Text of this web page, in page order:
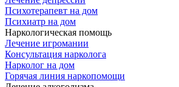
Психотерапевт на дом
Психиатр на дом
Наркологическая помощь
Лечение игромании
Консультация нарколога
Нарколог на дом
Горячая линия наркопомощи